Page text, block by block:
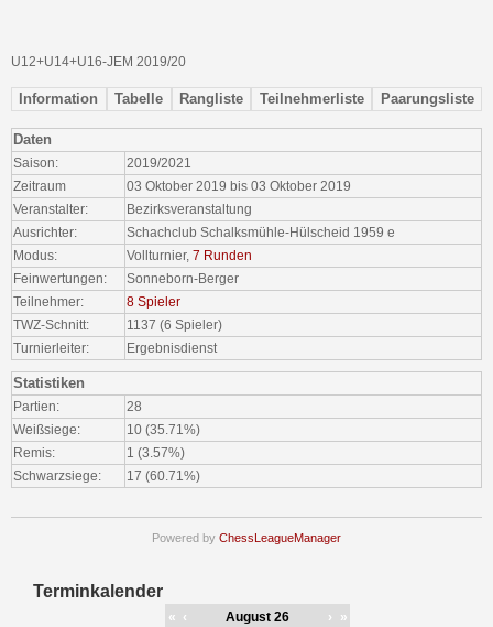
U12+U14+U16-JEM 2019/20
Information Tabelle Rangliste Teilnehmerliste Paarungsliste
Daten
Saison:
2019/2021
Zeitraum
03 Oktober 2019 bis 03 Oktober 2019
Veranstalter:
Bezirksveranstaltung
Ausrichter:
Schachclub Schalksmühle-Hülscheid 1959 e
Modus:
Vollturnier,7 Runden
Feinwertungen:
Sonneborn-Berger
Teilnehmer:
8 Spieler
TWZ-Schnitt:
1137 (6 Spieler)
Turnierleiter:
Ergebnisdienst
Statistiken
Partien:
28
Weißsiege:
10 (35.71%)
Remis:
1 (3.57%)
Schwarzsiege:
17 (60.71%)
Powered by ChessLeagueManager
Terminkalender
« ‹ August 26 ›
»